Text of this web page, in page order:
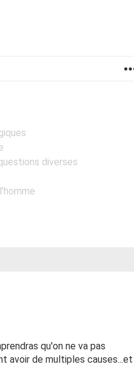
diverses
qu'on ne va pas
avoir de multiples causes...et